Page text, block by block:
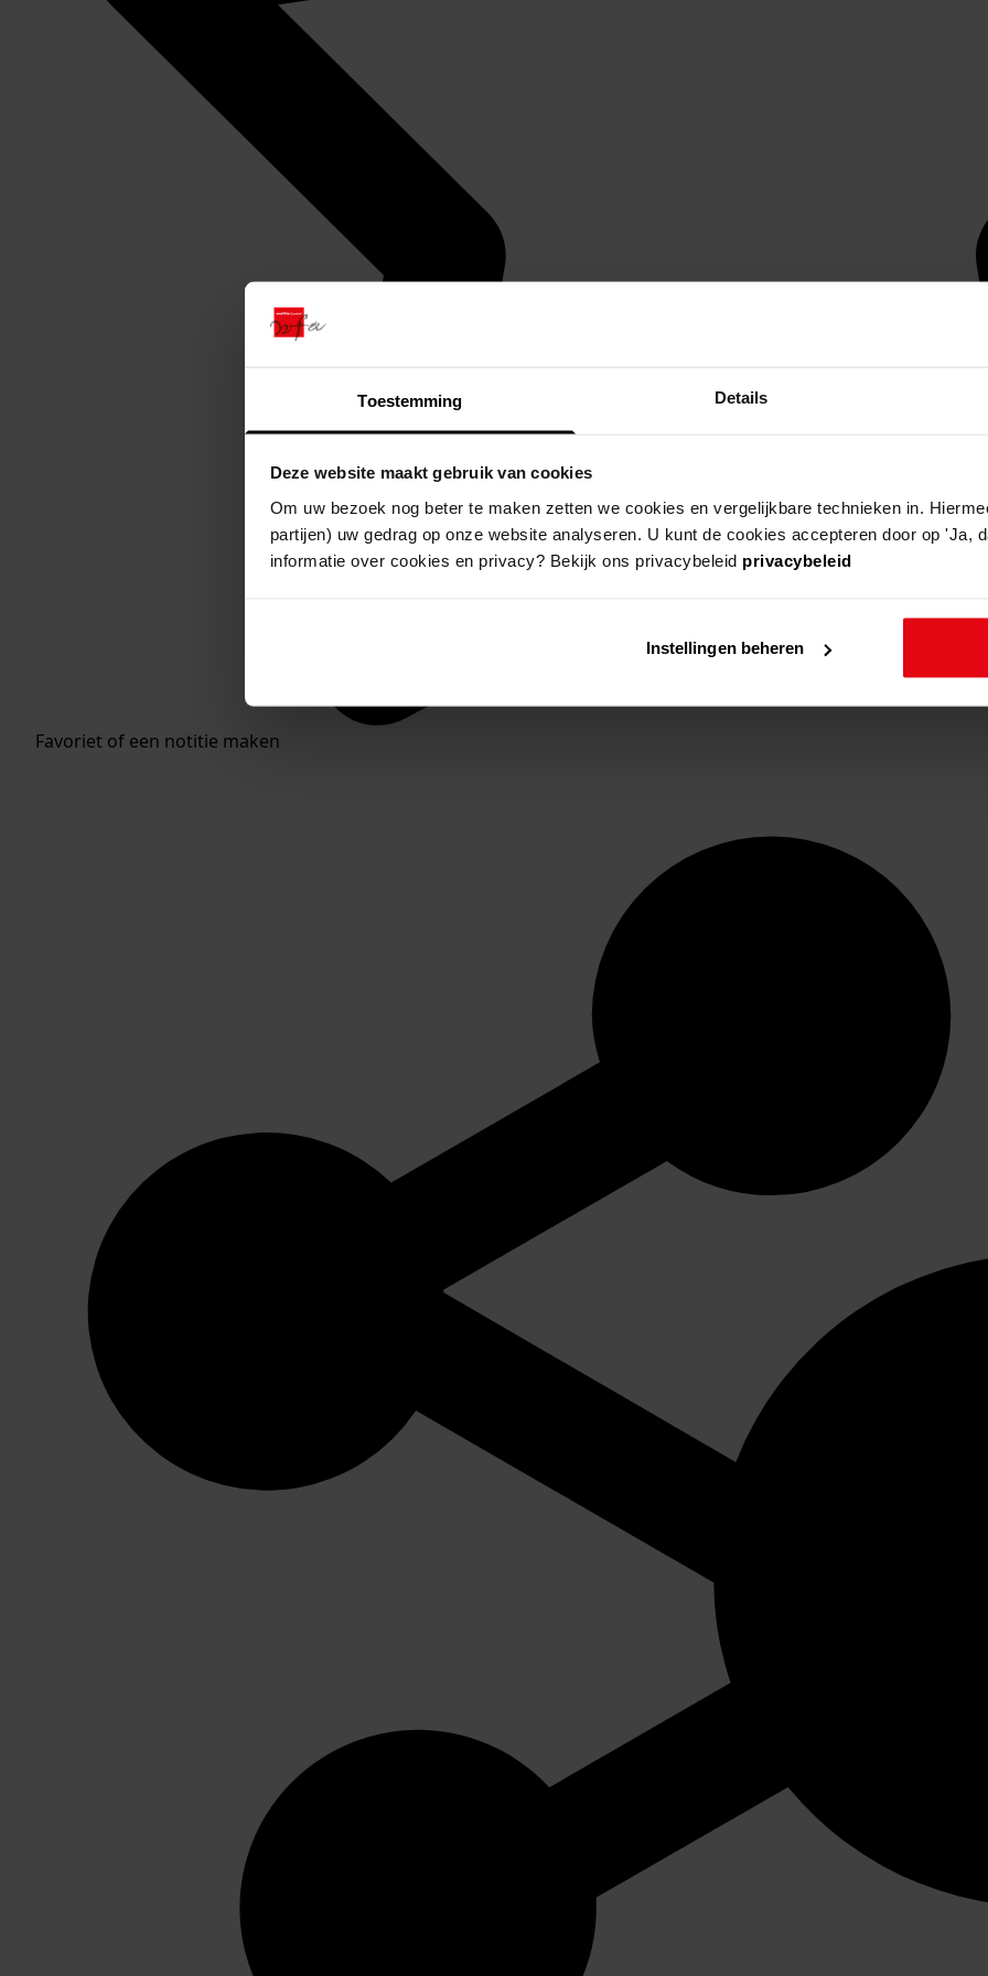
Toestemming Details
Deze website maakt gebruik van cookies
Om uw bezoek nog beter te maken zetten we cookies en vergelijkbare technieken in.
partijen) uw gedrag op onze website analyseren. U kunt de cookies accepteren door op 'Ja,
informatie over cookies en privacy? Bekijk ons privacybeleid privacybeleid
Instellingen beheren
Favoriet of een notitie maken